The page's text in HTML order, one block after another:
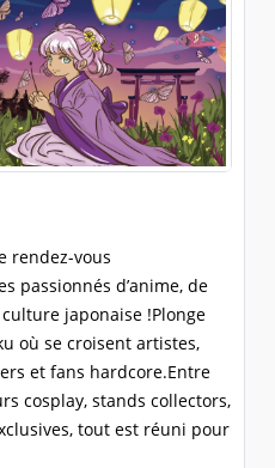
rendez-vous
passionnés d’anime, de
japonaise !Plonge
où se croisent artistes,
et fans hardcore.Entre
cosplay, stands collectors,
tout est réuni pour